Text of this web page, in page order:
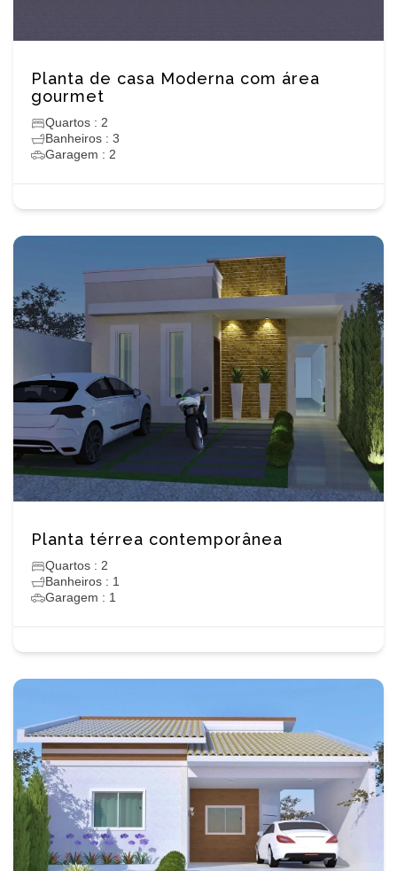
Planta de casa Moderna com área
gourmet
Quartos : 2
Banheiros : 3
Garagem : 2
Planta térrea contemporânea
Quartos : 2
Banheiros : 1
Garagem : 1